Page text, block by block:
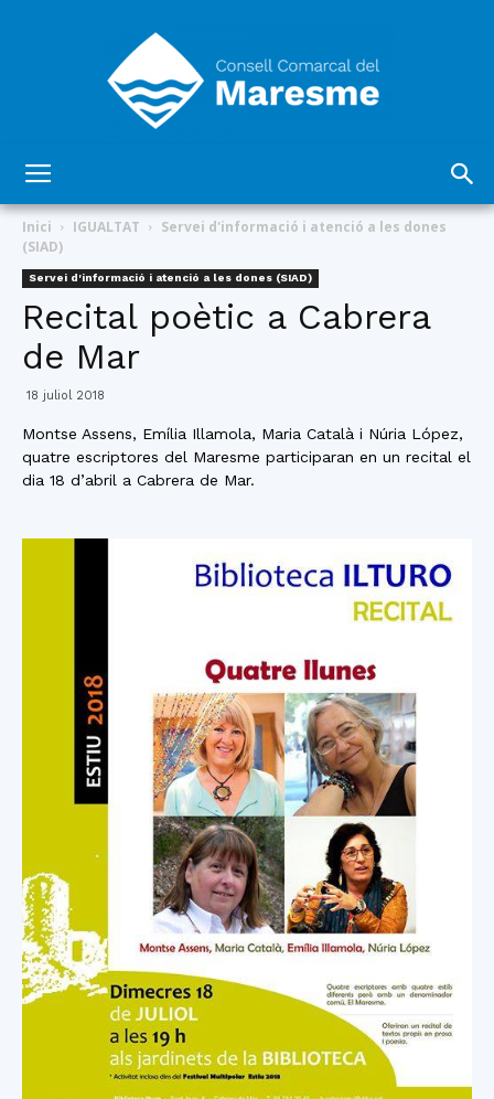
Comarcal
Maresme
Inici IGUALTAT
Servei d'informació i atenció a les dones
(SIAD)
Servei d'informació i atenció a les dones (SIAD)
Recital poètic a Cabrera
de Mar
18 juliol 2018
Montse Assens, Emília Illamola, Maria Català i Núria López,
quatre escriptores del Maresme participaran en un recital el
dia 18 d’abril a Cabrera de Mar.